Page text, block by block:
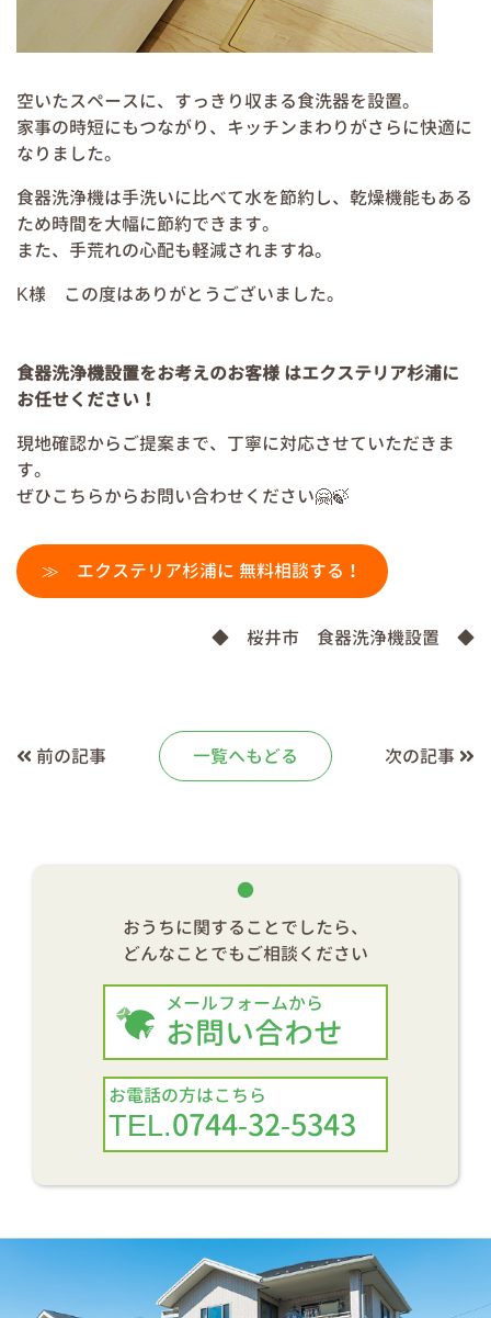
空いたスペースに、すっきり収まる食洗器を設置。
家事の時短にもつながり、キッチンまわりがさらに快適に
なりました。
食器洗浄機は手洗いに比べて水を節約し、乾燥機能もある
ため時間を大幅に節約できます。
また、手荒れの心配も軽減されますね。
K様 この度はありがとうございました。
食器洗浄機設置をお考えのお客様 はエクステリア杉浦に
お任せください！
現地確認からご提案まで、丁寧に対応させていただきま
す。
ぜひこちらからお問い合わせください🤗🍃
≫ エクステリア杉浦に 無料相談する！
◆ 桜井市 食器洗浄機設置 ◆
前の記事 一覧へもどる 次の記事
おうちに関することでしたら、
どんなことでもご相談ください
メールフォームから
お問い合わせ
お電話の方はこちら
TEL.0744-32-5343